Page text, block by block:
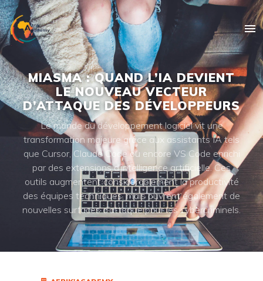
MIASMA : QUAND L’IA DEVIENT
LE NOUVEAU VECTEUR
D’ATTAQUE DES DÉVELOPPEURS
Le monde du développement logiciel vit une
transformation majeure grâce aux assistants IA tels
que Cursor, Claude Code ou encore VS Code enrichi
par des extensions d’intelligence artificielle. Ces
outils augmentent considérablement la productivité
des équipes techniques, mais ouvrent également de
nouvelles surfaces d’attaque pour les cybercriminels.